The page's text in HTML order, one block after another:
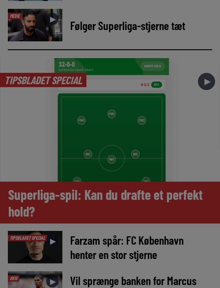
MEDIE ► Følger Superliga-stjerne tæt
TIPSBLADET SPECIAL ►
Superliga-spil: Kan du drafte et perfekt
hold?
TIPSBLADET SPECIAL ►
Farzam spår: FC København
henter en stor stjerne
AVIS ►
Vil sprænge banken for Marcus